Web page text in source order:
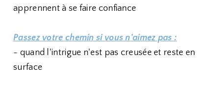
apprennent à se faire confiance
Passez votre chemin si vous n'aimez pas :
- quand l'intrigue n'est pas creusée et reste en
surface